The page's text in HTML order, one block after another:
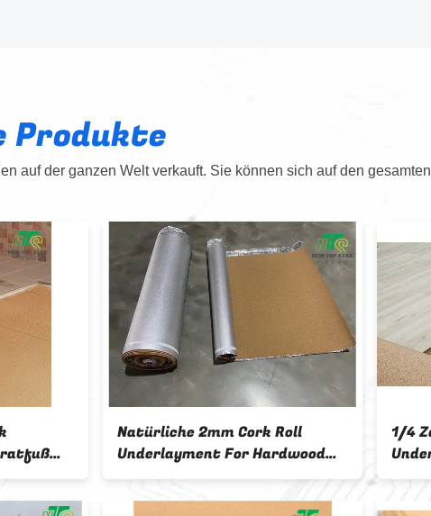
Produkte
auf der ganzen Welt verkauft. Sie können sich auf den
Cork Roll Eco Cork
CBM mit Dampf-
2mm natürliche Eco Cork
Underlayment Roll 20m
fertigte besonders an